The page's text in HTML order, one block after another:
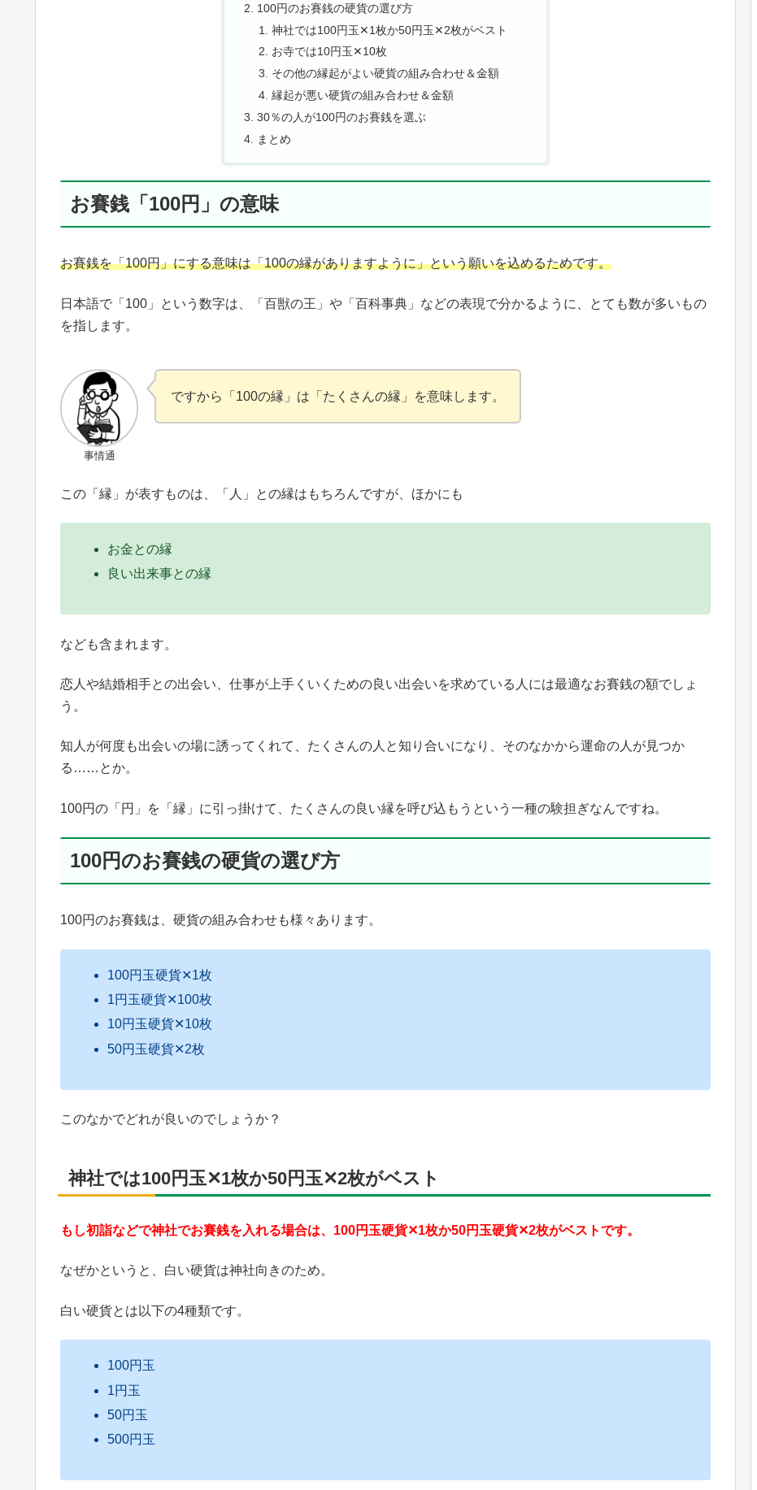
100円のお賽銭の硬貨の選び方
神社では100円玉✕1枚か50円玉✕2枚がベスト
お寺では10円玉✕10枚
その他の縁起がよい硬貨の組み合わせ＆金額
縁起が悪い硬貨の組み合わせ＆金額
30％の人が100円のお賽銭を選ぶ
まとめ
お賽銭「100円」の意味
お賽銭を「100円」にする意味は「100の縁がありますように」という願いを込めるためです。
日本語で「100」という数字は、「百獣の王」や「百科事典」などの表現で分かるように、とても数が多いもの
を指します。
事情通
ですから「100の縁」は「たくさんの縁」を意味します。
この「縁」が表すものは、「人」との縁はもちろんですが、ほかにも
お金との縁
良い出来事との縁
なども含まれます。
恋人や結婚相手との出会い、仕事が上手くいくための良い出会いを求めている人には最適なお賽銭の額でしょ
う。
知人が何度も出会いの場に誘ってくれて、たくさんの人と知り合いになり、そのなかから運命の人が見つか
る……とか。
100円の「円」を「縁」に引っ掛けて、たくさんの良い縁を呼び込もうという一種の験担ぎなんですね。
100円のお賽銭の硬貨の選び方
100円のお賽銭は、硬貨の組み合わせも様々あります。
100円玉硬貨✕1枚
1円玉硬貨✕100枚
10円玉硬貨✕10枚
50円玉硬貨✕2枚
このなかでどれが良いのでしょうか？
神社では100円玉✕1枚か50円玉✕2枚がベスト
もし初詣などで神社でお賽銭を入れる場合は、100円玉硬貨✕1枚か50円玉硬貨✕2枚がベストです。
なぜかというと、白い硬貨は神社向きのため。
白い硬貨とは以下の4種類です。
100円玉
1円玉
50円玉
500円玉